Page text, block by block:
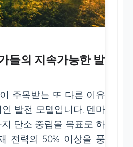
들의 지속가능한 발
주목받는 또 다른 이유
발전 모델입니다. 덴마
탄소 중립을 목표로 하
전력의 50% 이상을 풍